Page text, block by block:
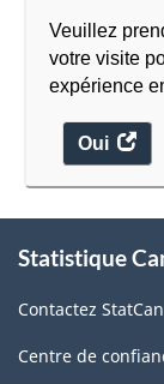
Veuillez
votre visite
expérience
Oui
au
propos
ce
site
Statistique
Contactez StatCan
Centre de